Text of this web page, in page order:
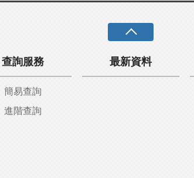
查詢服務
簡易查詢
進階查詢
最新資料